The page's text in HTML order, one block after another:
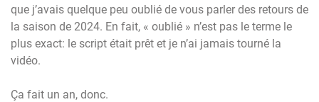
que j’avais quelque peu oublié de vous parler des retours de
la saison de 2024. En fait, « oublié » n’est pas le terme le
plus exact: le script était prêt et je n’ai jamais tourné la
vidéo.
Ça fait un an, donc.